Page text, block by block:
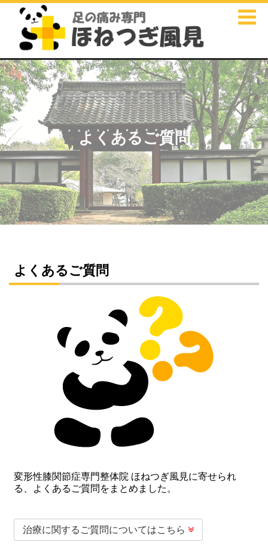
よくあるご質問
よくあるご質問
変形性膝関節症専門整体院 ほねつぎ風見に寄せられ
る、よくあるご質問をまとめました。
治療に関するご質問についてはこちら 